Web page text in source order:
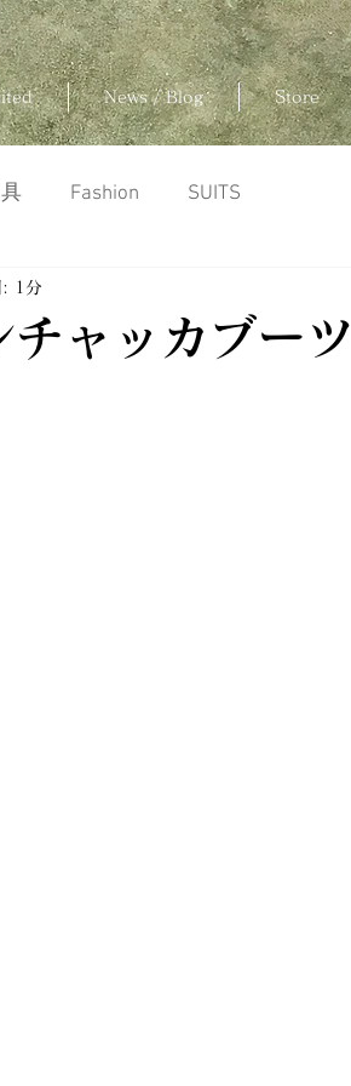
News / Blog Store
Fashion SUITS
ャッカブーツ
: 1分